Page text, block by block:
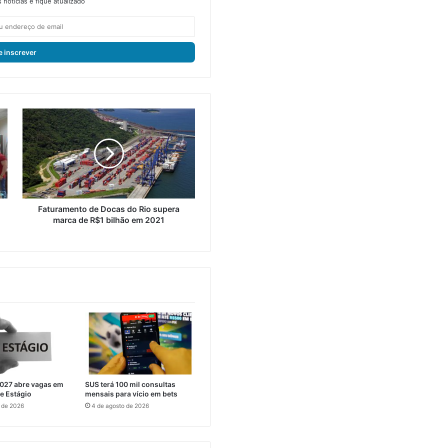
F
a
t
u
r
a
m
e
n
D
d
i
o
e
r
a
a
Faturamento de Docas do Rio supera
marca de R$1 bilhão em 2021
abre vagas em
Estágio
2026
SUS terá 100 mil consultas
mensais para vício em bets
4 de agosto de 2026